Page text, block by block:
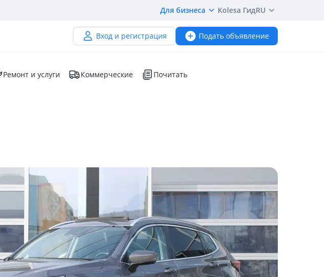
Для бизнеса Kolesa ГидRU
Вход и регистрация Подать объявление
Ремонт и услуги Коммерческие Почитать